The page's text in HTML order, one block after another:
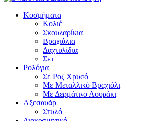
Κοσμήματα
Κολιέ
Σκουλαρίκια
Βραχιόλια
Δαχτυλίδια
Σετ
Ρολόγια
Σε Ροζ Χρυσό
Με Μεταλλικό Βραχιόλι
Με Δερμάτινο Λουράκι
Αξεσουάρ
Στυλό